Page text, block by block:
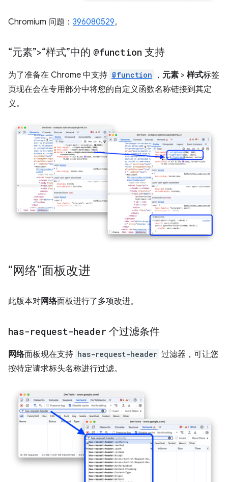
Chromium 问题： 396080529。
“元素”>“样式”中的 @function 支持
为了准备在 Chrome 中支持 @function ， 元素 > 样式标签
页现在会在专用部分中将您的自定义函数名称链接到其定
义。
“网络”面板改进
此版本对网络面板进行了多项改进。
has-request-header 个过滤条件
网络面板现在支持 has-request-header 过滤器，可让您
按特定请求标头名称进行过滤。